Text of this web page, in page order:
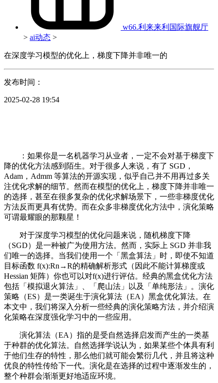
w66.利来来利国际旗舰厅
> ai动态 >
在深度学习模型的优化上，梯度下降并非唯一的
发布时间：
2025-02-28 19:54
：如果你是一名机器学习从业者，一定不会对基于梯度下
降的优化方法感到陌生。对于很多人来说，有了 SGD，
Adam，Admm 等算法的开源实现，似乎自己并不用再过多关
注优化求解的细节。然而在模型的优化上，梯度下降并非唯一
的选择，甚至在很多复杂的优化求解场景下，一些非梯度优化
方法反而更具有优势。而在众多非梯度优化方法中，演化策略
可谓最耀眼的那颗星！
对于深度学习模型的优化问题来说，随机梯度下降
（SGD）是一种被广为使用方法。然而，实际上 SGD 并非我
们唯一的选择。当我们使用一个「黑盒算法」时，即使不知道
目标函数 f(x):Rn→R的精确解析形式（因此不能计算梯度或
Hessian 矩阵）你也可以对f(x)进行评估。经典的黑盒优化方法
包括「模拟退火算法」、「爬山法」以及「单纯形法」。演化
策略（ES）是一类诞生于演化算法（EA）黑盒优化算法。在
本文中，我们将深入分析一些经典的演化策略方法，并介绍演
化策略在深度强化学习中的一些应用。
演化算法（EA）指的是受自然选择启发而产生的一类基
于种群的优化算法。自然选择学说认为，如果某些个体具有利
于他们生存的特性，那么他们就可能会繁衍几代，并且将这种
优良的特性传给下一代。演化是在选择的过程中逐渐发生的，
整个种群会渐渐更好地适应环境。